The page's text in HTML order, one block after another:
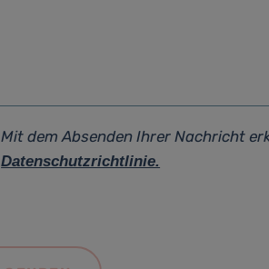
Mit dem Absenden Ihrer Nachricht
Datenschutzrichtlinie.